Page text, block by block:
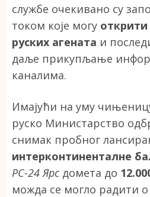
службе очекивано су
током које могу
руских агената и
даље прикупљање
каналима.
Имајући на уму
руско Министарство
снимак пробног
интерконтиненталне
РС-24 Ярс домета до
можда се могло радити